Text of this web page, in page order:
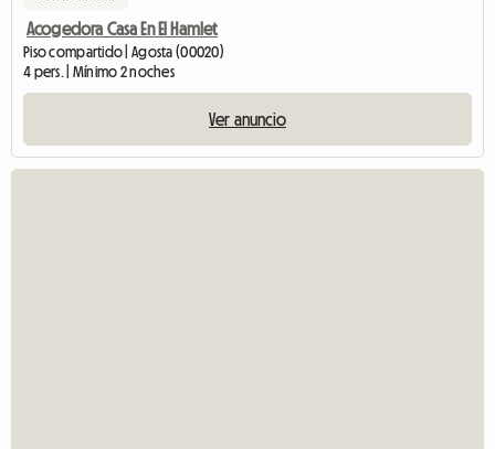
Acogedora Casa En El Hamlet
Piso compartido | Agosta (00020)
4 pers. | Mínimo 2 noches
Ver anuncio